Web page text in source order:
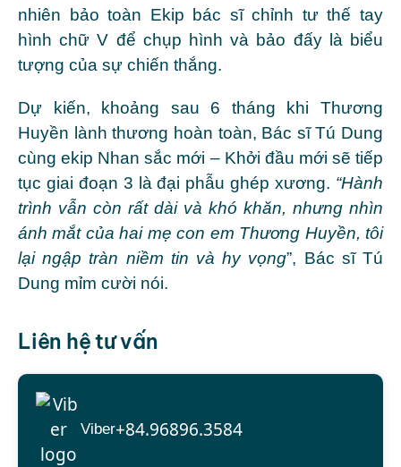
nhiên bảo toàn Ekip bác sĩ chỉnh tư thế tay
hình chữ V để chụp hình và bảo đấy là biểu
tượng của sự chiến thắng.
Dự kiến, khoảng sau 6 tháng khi Thương
Huyền lành thương hoàn toàn, Bác sĩ Tú Dung
cùng ekip Nhan sắc mới – Khởi đầu mới sẽ tiếp
tục giai đoạn 3 là đại phẫu ghép xương. “Hành
trình vẫn còn rất dài và khó khăn, nhưng nhìn
ánh mắt của hai mẹ con em Thương Huyền, tôi
lại ngập tràn niềm tin và hy vọng”, Bác sĩ Tú
Dung mỉm cười nói.
Liên hệ tư vấn
Viber+84.96896.3584